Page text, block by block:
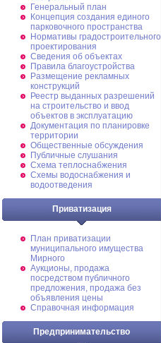
Генеральный план
Концепция создания единого
парковочного пространства
Нормативы градостроительного
проектирования
Сведения об объектах
Правила благоустройства
Размещение рекламных
конструкций
Реестр выданных разрешений
на строительство и ввод
объектов в эксплуатацию
Документация по планировке
территории
Общественные обсуждения
Публичные слушания
Схема теплоснабжения
Схемы водоснабжения и
водоотведения
Приватизация
План приватизации
муниципального имущества
Мирного
Аукционы, продажа
посредством публичного
предложения, продажа без
объявления цены
Справочная информация
Предпринимательство